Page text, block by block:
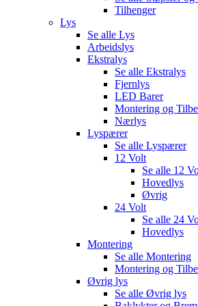
Tilhenger
Lys
Se alle Lys
Arbeidslys
Ekstralys
Se alle Ekstralys
Fjernlys
LED Barer
Montering og
Nærlys
Lyspærer
Se alle Lyspærer
12 Volt
Se alle 12
Hovedlys
Øvrig
24 Volt
Se alle 24
Hovedlys
Montering
Se alle Montering
Montering og
Øvrig lys
Se alle Øvrig lys